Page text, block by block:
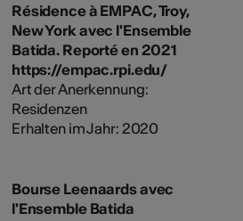
Résidence à EMPAC, Troy,
New York avec l'Ensemble
Batida. Reporté en 2021
https://empac.rpi.edu/
Art der Anerkennung:
Residenzen
Erhalten im Jahr: 2020
Bourse Leenaards avec
l'Ensemble Batida